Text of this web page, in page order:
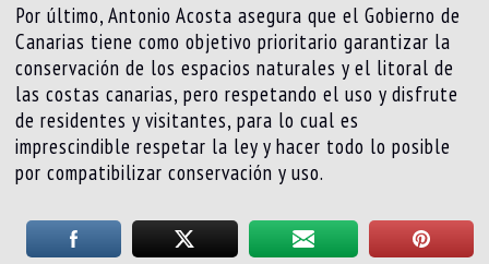
Por último, Antonio Acosta asegura que el Gobierno de
Canarias tiene como objetivo prioritario garantizar la
conservación de los espacios naturales y el litoral de
las costas canarias, pero respetando el uso y disfrute
de residentes y visitantes, para lo cual es
imprescindible respetar la ley y hacer todo lo posible
por compatibilizar conservación y uso.